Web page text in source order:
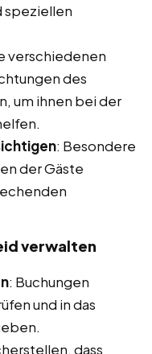
speziellen
verschiedenen
des
um ihnen bei der
: Besondere
der Gäste
verwalten
: Buchungen
und in das
dass